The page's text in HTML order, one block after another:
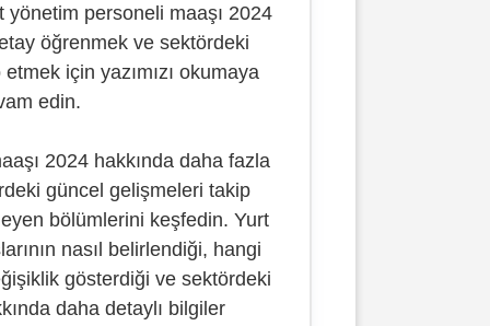
yönetim personeli maaşı 2024
öğrenmek ve sektördeki
için yazımızı okumaya
edin.
2024 hakkında daha fazla
güncel gelişmeleri takip
bölümlerini keşfedin. Yurt
nasıl belirlendiği, hangi
gösterdiği ve sektördeki
daha detaylı bilgiler